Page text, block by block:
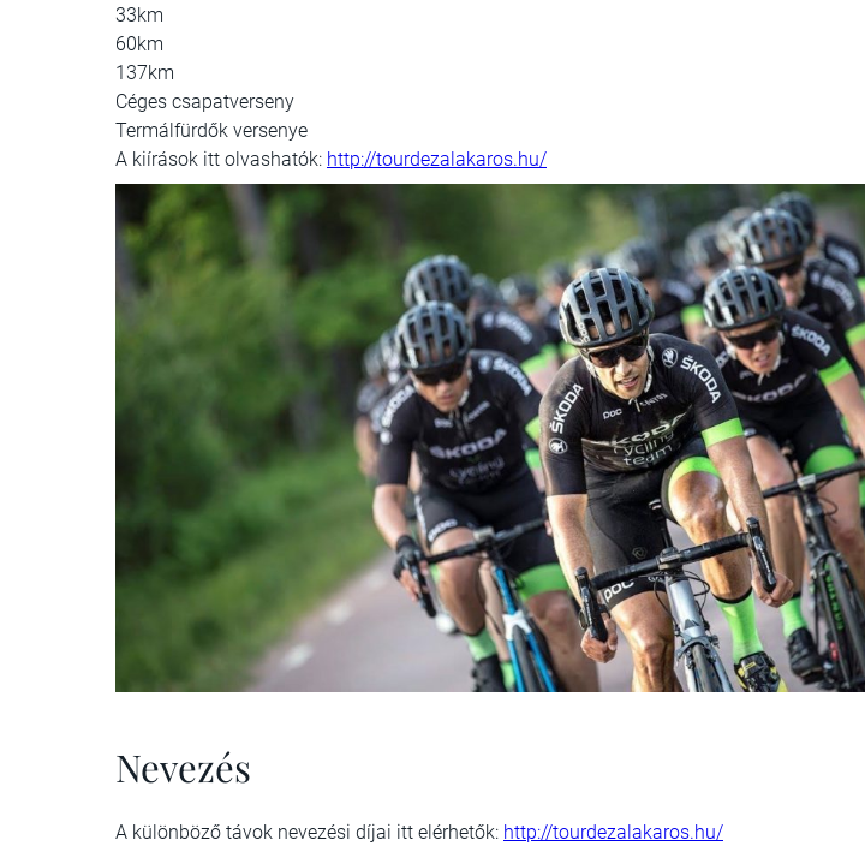
33km
60km
137km
Céges csapatverseny
Termálfürdők versenye
A kiírások itt olvashatók: http://tourdezalakaros.hu/
Nevezés
A különböző távok nevezési díjai itt elérhetők: http://tourdezalakaros.hu/